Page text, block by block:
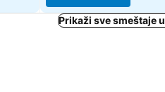
Prikaži sve smeštaje